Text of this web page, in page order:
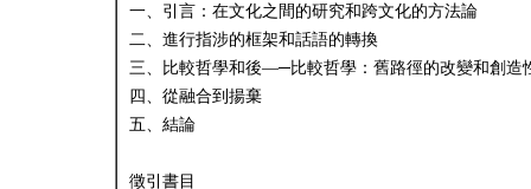
一、引言：在文化之間的研究和跨文化的方法論
二、進行指涉的框架和話語的轉換
三、比較哲學和後—─比較哲學：舊路徑的改變和創造
四、從融合到揚棄
五、結論
徵引書目